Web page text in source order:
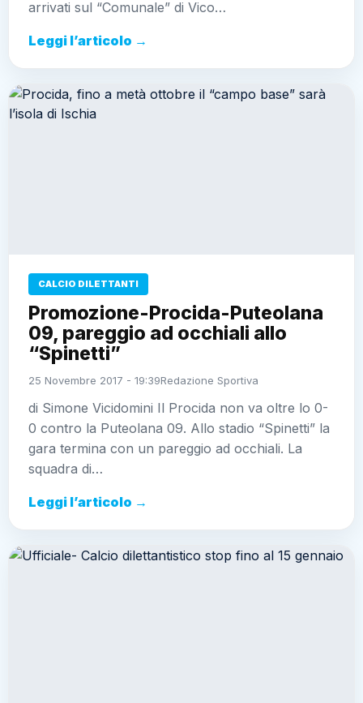
arrivati sul “Comunale” di Vico…
Leggi l’articolo →
CALCIO DILETTANTI
Promozione-Procida-Puteolana
09, pareggio ad occhiali allo
“Spinetti”
25 Novembre 2017 - 19:39Redazione Sportiva
di Simone Vicidomini Il Procida non va oltre lo 0-
0 contro la Puteolana 09. Allo stadio “Spinetti” la
gara termina con un pareggio ad occhiali. La
squadra di…
Leggi l’articolo →